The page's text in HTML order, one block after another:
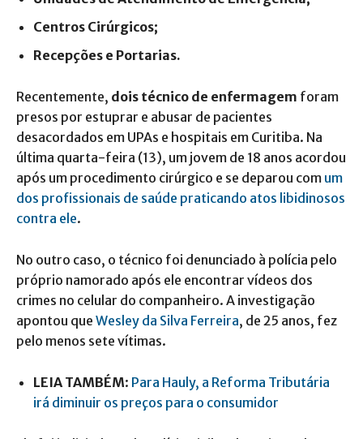
Centros Cirúrgicos;
Recepções e Portarias.
Recentemente, dois técnico de enfermagem foram
presos por estuprar e abusar de pacientes
desacordados em UPAs e hospitais em Curitiba. Na
última quarta-feira (13), um jovem de 18 anos acordou
após um procedimento cirúrgico e se deparou com um
dos profissionais de saúde praticando atos libidinosos
contra ele.
No outro caso, o técnico foi denunciado à polícia pelo
próprio namorado após ele encontrar vídeos dos
crimes no celular do companheiro. A investigação
apontou que Wesley da Silva Ferreira, de 25 anos, fez
pelo menos sete vítimas.
LEIA TAMBÉM: Para Hauly, a Reforma Tributária
irá diminuir os preços para o consumidor